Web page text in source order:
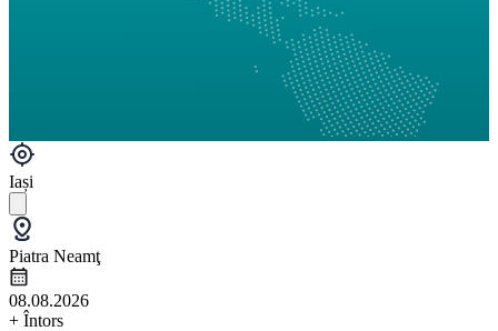
Iași
Piatra Neamţ
08.08.2026
+ Întors